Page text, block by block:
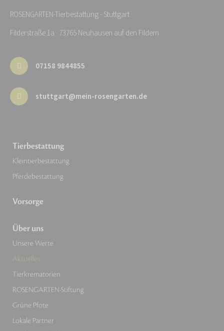
ROSENGARTEN-Tierbestattung - Stuttgart
Filderstraße 1a · 73765 Neuhausen auf den Fildern
07158 9844855
stuttgart@mein-rosengarten.de
Tierbestattung
Kleintierbestattung
Pferdebestattung
Vorsorge
Über uns
Unsere Werte
Aktuelles
Tierkrematorien
ROSENGARTEN-Stiftung
Grüne Pfote
Lokale Partner